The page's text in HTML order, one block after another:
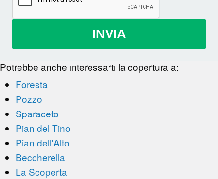
INVIA
Potrebbe anche interessarti la copertura a:
Foresta
Pozzo
Sparaceto
Pian del Tino
Pian dell'Alto
Beccherella
La Scoperta